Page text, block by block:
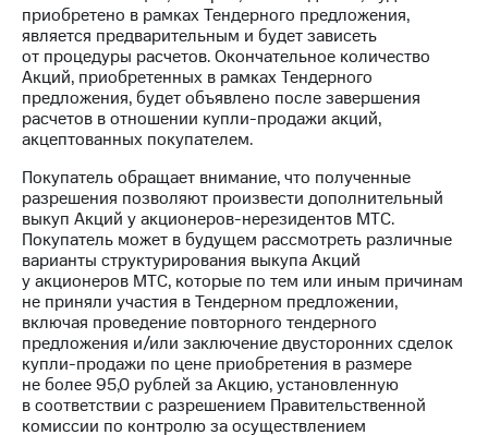
и акционерам
Корпоративное
управление
Корпоративный
секретарь
Раскрытие
информации
Информация
акционерам
Документы
ПАО
"МТС"
Собрания
акционеров
Личный
кабинет
акционера
Акционерный
капитал
приобретено в рамках Тендерного предложения,
является предварительным и будет зависеть
от процедуры расчетов. Окончательное количество
Акций, приобретенных в рамках Тендерного
предложения, будет объявлено после завершения
расчетов в отношении купли-продажи акций,
акцептованных покупателем.
Покупатель обращает внимание, что полученные
разрешения позволяют произвести дополнительный
выкуп Акций у акционеров-нерезидентов МТС.
Покупатель может в будущем рассмотреть различные
варианты структурирования выкупа Акций
у акционеров МТС, которые по тем или иным причинам
не приняли участия в Тендерном предложении,
включая проведение повторного тендерного
предложения и/или заключение двусторонних сделок
купли-продажи по цене приобретения в размере
не более 95,0 рублей за Акцию, установленную
в соответствии с разрешением Правительственной
комиссии по контролю за осуществлением